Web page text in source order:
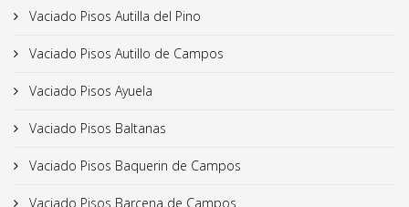
Vaciado Pisos Autilla del Pino
Vaciado Pisos Autillo de Campos
Vaciado Pisos Ayuela
Vaciado Pisos Baltanas
Vaciado Pisos Baquerin de Campos
Vaciado Pisos Barcena de Campos